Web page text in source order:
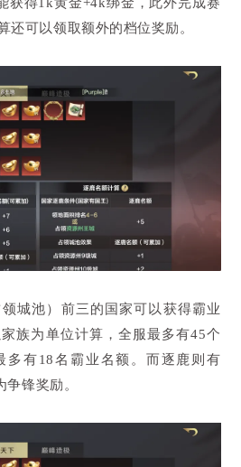
获得1k黄金+4k绑金，此外完成赛
还可以领取额外的档位奖励。
城池）前三的国家可以获得霸业
族为单位计算，全服最多有45个
多有18名霸业名额。而逐鹿则有
锋奖励。